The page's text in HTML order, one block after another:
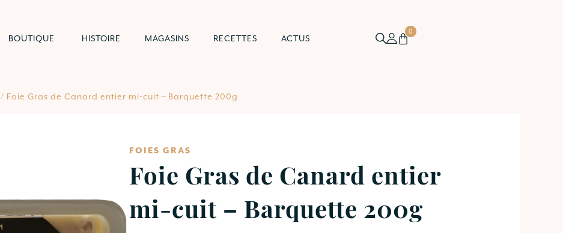
BOUTIQUE HISTOIRE MAGASINS RECETTES ACTUS
0
/ Foie Gras de Canard entier mi-cuit – Barquette 200g
FOIES GRAS
Foie Gras de Canard entier
mi-cuit – Barquette 200g